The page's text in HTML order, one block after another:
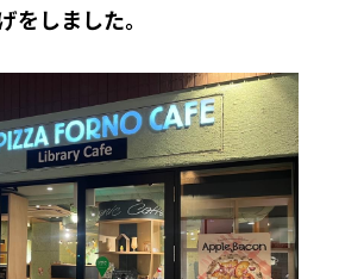
をしました。